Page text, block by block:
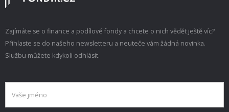
Zajímáte se o finance a podílové fondy a chcete o nich vědět ještě víc?
Přihlaste se do našeho newsletteru a neuteče vám žádná novinka.
Službu můžete kdykoli odhlásit.